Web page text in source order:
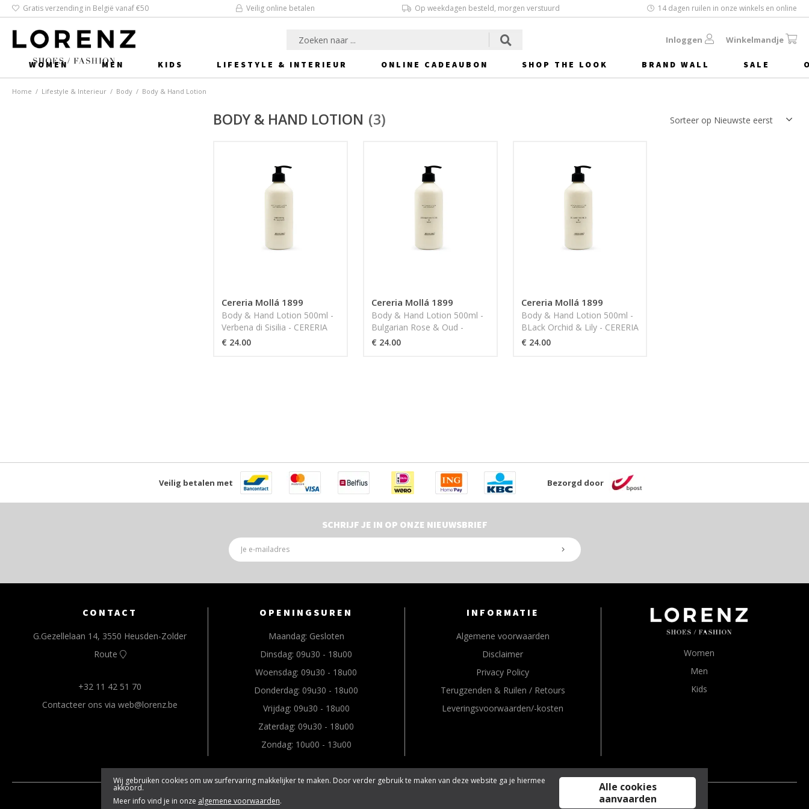
Gratis verzending in België vanaf €50 Veilig online betalen Op weekdagen besteld, morgen verstuurd 14 dagen ruilen in onze winkels en online
Inloggen Winkelmandje
WOMEN MEN KIDS LIFESTYLE & INTERIEUR ONLINE CADEAUBON SHOP THE LOOK BRAND WALL SALE
Home / Lifestyle & Interieur / Body / Body & Hand Lotion
BODY & HAND LOTION (3)
Cereria Mollá 1899
Body & Hand Lotion 500ml -
Verbena di Sisilia - CERERIA
MOLLA 1899
€ 24.00
Cereria Mollá 1899
Body & Hand Lotion 500ml -
Bulgarian Rose & Oud -
CERERIA MOLLA 1899
€ 24.00
Cereria Mollá 1899
Body & Hand Lotion 500ml -
BLack Orchid & Lily - CERERIA
MOLLA 1899
€ 24.00
Veilig betalen met Bezorgd door
SCHRIJF JE IN OP ONZE NIEUWSBRIEF
CONTACT
G.Gezellelaan 14, 3550 Heusden-Zolder
Route
+32 11 42 51 70
Contacteer ons via web@lorenz.be
OPENINGSUREN
Maandag: Gesloten
Dinsdag: 09u30 - 18u00
Woensdag: 09u30 - 18u00
Donderdag: 09u30 - 18u00
Vrijdag: 09u30 - 18u00
Zaterdag: 09u30 - 18u00
Zondag: 10u00 - 13u00
INFORMATIE
Algemene voorwaarden
Disclaimer
Privacy Policy
Terugzenden & Ruilen / Retours
Leveringsvoorwaarden/-kosten
Women
Men
Kids
© 2026 www.lorenz.be | Powered by
Wij gebruiken cookies om uw surfervaring makkelijker te maken. Door verder gebruik te maken van deze website ga je hiermee
akkoord.
Meer info vind je in onze algemene voorwaarden.
Alle cookies
aanvaarden